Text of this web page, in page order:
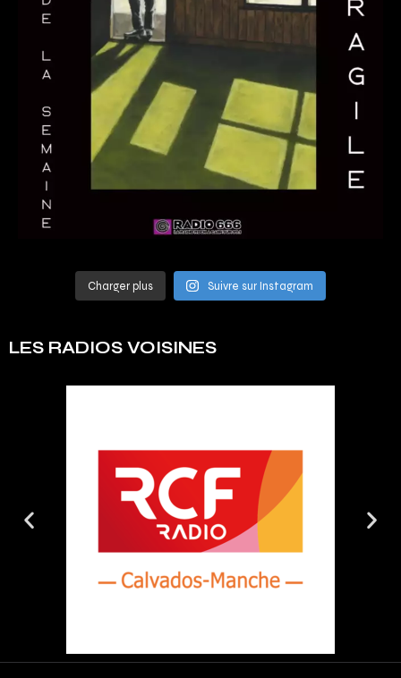
Charger plus Suivre sur Instagram
LES RADIOS VOISINES